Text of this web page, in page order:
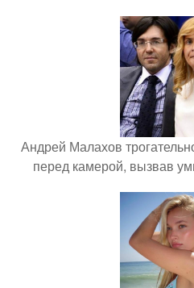
Андрей Малахов
перед камерой, вызвав